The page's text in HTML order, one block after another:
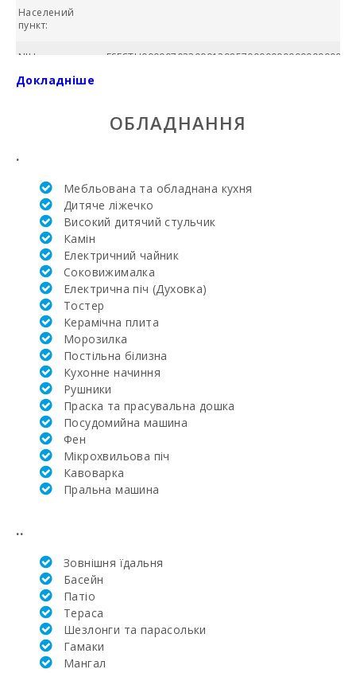
Населений
пункт:
NIU:
Загальна
Кількість
спалень:
Жила площа
(м2):
Поле для
гольфу La
Reserva Rotana
Поле для
гольфа Санта-
Понсе (км):
Алканада Гольф
(Alcanada Golf)
Поле для
гольфа Vall d´Or
Golf (км):
(км):
Верхова їзда
Академія та
тенісна школа
Рафаэля Надаля
Докладніше
ОБЛАДНАННЯ
.
Мебльована та обладнана кухня
Дитяче ліжечко
Високий дитячий стульчик
Камін
Електричний чайник
Соковижималка
Електрична піч (Духовка)
Тостер
Керамічна плита
Mорозилка
Постільна білизна
Кухонне начиння
Рушники
Праска та прасувальна дошка
Посудомийна машина
Фен
Мікрохвильова піч
Кавоварка
Пральна машина
..
Зовнішня їдальня
Басейн
Патіо
Тераса
Шезлонги та парасольки
Гамаки
Mангал